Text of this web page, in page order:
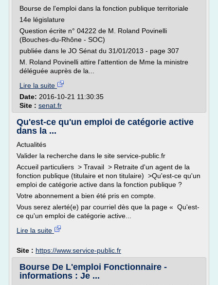
Bourse de l'emploi dans la fonction publique territoriale
14e législature
Question écrite n° 04222 de M. Roland Povinelli
(Bouches-du-Rhône - SOC)
publiée dans le JO Sénat du 31/01/2013 - page 307
M. Roland Povinelli attire l'attention de Mme la ministre
déléguée auprès de la...
Lire la suite
Date: 2016-10-21 11:30:35
Site : senat.fr
Qu'est-ce qu'un emploi de catégorie active
dans la ...
Actualités
Valider la recherche dans le site service-public.fr
Accueil particuliers > Travail > Retraite d'un agent de la
fonction publique (titulaire et non titulaire) >Qu'est-ce qu'un
emploi de catégorie active dans la fonction publique ?
Votre abonnement a bien été pris en compte.
Vous serez alerté(e) par courriel dès que la page « Qu'est-
ce qu'un emploi de catégorie active...
Lire la suite
Site : https://www.service-public.fr
Bourse De L'emploi Fonctionnaire -
informations : Je ...